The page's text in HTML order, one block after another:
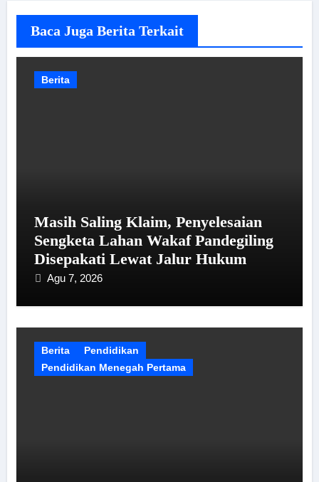
Baca Juga Berita Terkait
Berita
Masih Saling Klaim, Penyelesaian
Sengketa Lahan Wakaf Pandegiling
Disepakati Lewat Jalur Hukum
Agu 7, 2026
Berita
Pendidikan
Pendidikan Menegah Pertama